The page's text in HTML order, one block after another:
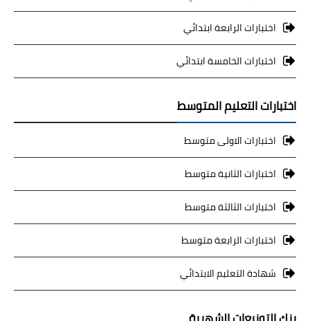
اختبارات الرابعة ابتدائي
اختبارات الخامسة ابتدائي
اختبارات التعليم المتوسط
اختبارات الاولى متوسط
اختبارات الثانية متوسط
اختبارات الثالثة متوسط
اختبارات الرابعة متوسط
شهادة التعليم الابتدائي